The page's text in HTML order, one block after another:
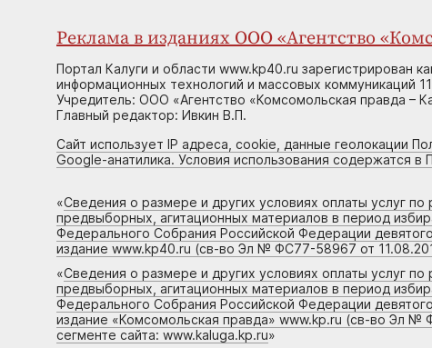
Реклама в изданиях ООО «Агентство
Портал Калуги и области www.kp40.ru зарегистрирован
информационных технологий и массовых коммуникаций
Учредитель: ООО «Агентство «Комсомольская правда –
Главный редактор: Ивкин В.П.
Сайт использует IP адреса, cookie, данные геолокации
Google-анатилика. Условия использования содержатся
«Сведения о размере и других условиях оплаты услуг
предвыборных, агитационных материалов в период
Федерального Собрания Российской Федерации
издание www.kp40.ru (св-во Эл № ФС77-58967 от
«Сведения о размере и других условиях оплаты услуг
предвыборных, агитационных материалов в период
Федерального Собрания Российской Федерации
издание «Комсомольская правда» www.kp.ru (св-во Эл
сегменте сайта: www.kaluga.kp.ru»